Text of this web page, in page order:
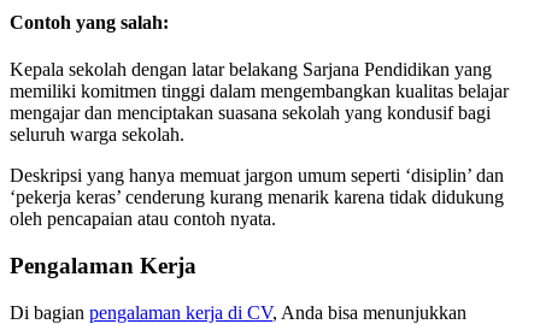
Contoh yang salah:
Kepala sekolah dengan latar belakang Sarjana Pendidikan yang
memiliki komitmen tinggi dalam mengembangkan kualitas belajar
mengajar dan menciptakan suasana sekolah yang kondusif bagi
seluruh warga sekolah.
Deskripsi yang hanya memuat jargon umum seperti ‘disiplin’ dan
‘pekerja keras’ cenderung kurang menarik karena tidak didukung
oleh pencapaian atau contoh nyata.
Pengalaman Kerja
Di bagian pengalaman kerja di CV, Anda bisa menunjukkan